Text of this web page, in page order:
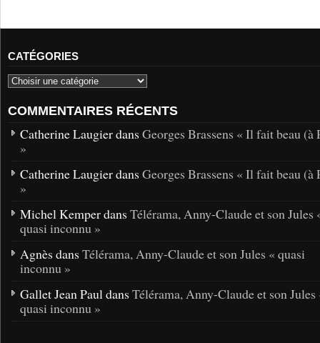
CATÉGORIES
COMMENTAIRES RÉCENTS
Catherine Laugier dans Georges Brassens « Il fait beau (à
»
Catherine Laugier dans Georges Brassens « Il fait beau (à
»
Michel Kemper dans Télérama, Anny-Claude et son Jules
quasi inconnu »
Agnès dans Télérama, Anny-Claude et son Jules « quasi
inconnu »
Gallet Jean Paul dans Télérama, Anny-Claude et son Jules
quasi inconnu »